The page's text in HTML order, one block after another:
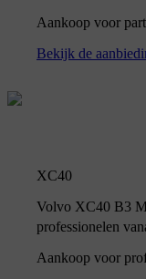
Aankoop voor
Bekijk de
XC40
Volvo XC40 B3
professionelen
Aankoop voor